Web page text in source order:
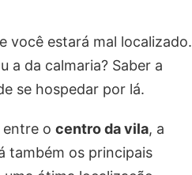
você estará mal localizado.
a da calmaria? Saber a
se hospedar por lá.
entre o centro da vila, a
também os principais